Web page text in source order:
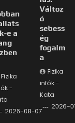
e a
Fizika
-
2026-08-07
Változ
ó
sebess
ég
fogalm
a
Fizika
infók -
Kata
2026-